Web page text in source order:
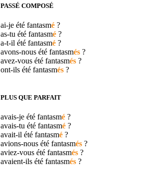
PASSÉ COMPOSÉ
ai-je été fantasmé?
as-tu été fantasmé?
a-t-il été fantasmé?
avons-nous été fantasmés?
avez-vous été fantasmés?
ont-ils été fantasmés?
PLUS QUE PARFAIT
avais-je été fantasmé?
avais-tu été fantasmé?
avait-il été fantasmé?
avions-nous été fantasmés?
aviez-vous été fantasmés?
avaient-ils été fantasmés?